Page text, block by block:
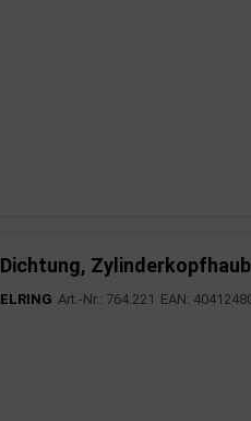
Dichtung,
ELRING Art.-Nr.: 764.221 EAN: